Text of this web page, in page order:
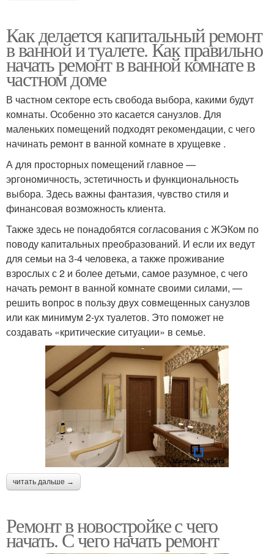
Как делается капитальный ремонт
в ванной и туалете. Как правильно
начать ремонт в ванной комнате в
частном доме
В частном секторе есть свобода выбора, какими будут
комнаты. Особенно это касается санузлов. Для
маленьких помещений подходят рекомендации, с чего
начинать ремонт в ванной комнате в хрущевке .
А для просторных помещений главное —
эргономичность, эстетичность и функциональность
выбора. Здесь важны фантазия, чувство стиля и
финансовая возможность клиента.
Также здесь не понадобятся согласования с ЖЭКом по
поводу капитальных преобразований. И если их ведут
для семьи на 3-4 человека, а также проживание
взрослых с 2 и более детьми, самое разумное, с чего
начать ремонт в ванной комнате своими силами, —
решить вопрос в пользу двух совмещенных санузлов
или как минимум 2-ух туалетов. Это поможет не
создавать «критические ситуации» в семье.
читать дальше →
Ремонт в новостройке с чего
начать. С чего начать ремонт